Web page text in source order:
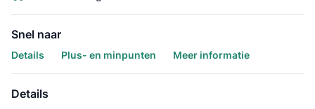
Snel naar
Details Plus- en minpunten Meer informatie
Details